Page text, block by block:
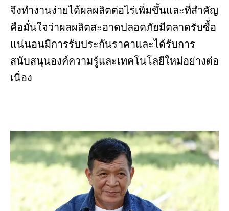
จึงทำงานง่ายได้ผลผลิตต่อไร่เพิ่มขึ้นและที่สำคัญ
คือมั่นใจว่าผลผลิตสะอาดปลอดภัยมีตลาดรับซื้อ
แน่นอนมีการรับประกันราคาและได้รับการ
สนับสนุนองค์ความรู้และเทคโนโลยีใหม่อย่างต่อ
เนื่อง